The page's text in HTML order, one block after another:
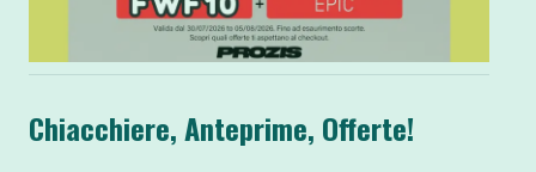
Chiacchiere, Anteprime, Offerte!